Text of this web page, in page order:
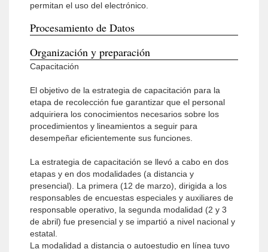
permitan el uso del electrónico.
Procesamiento de Datos
Organización y preparación
Capacitación
El objetivo de la estrategia de capacitación para la
etapa de recolección fue garantizar que el personal
adquiriera los conocimientos necesarios sobre los
procedimientos y lineamientos a seguir para
desempeñar eficientemente sus funciones.
La estrategia de capacitación se llevó a cabo en dos
etapas y en dos modalidades (a distancia y
presencial). La primera (12 de marzo), dirigida a los
responsables de encuestas especiales y auxiliares de
responsable operativo, la segunda modalidad (2 y 3
de abril) fue presencial y se impartió a nivel nacional y
estatal.
La modalidad a distancia o autoestudio en línea tuvo